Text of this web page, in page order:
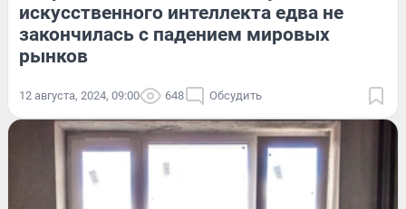
искусственного интеллекта едва не
закончилась с падением мировых
рынков
12 августа, 2024, 09:00 648 Обсудить